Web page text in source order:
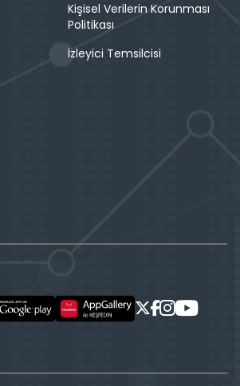
Kişisel Verilerin Korunması
Politikası
İzleyici Temsilcisi